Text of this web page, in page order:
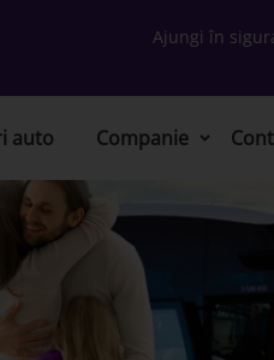
Ajungi în
auto Companie